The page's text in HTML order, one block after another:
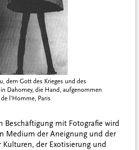
dem Gott des Krieges und des
Dahomey, die Hand, aufgenommen
l'Homme, Paris
Beschäftigung mit Fotografie wird
Medium der Aneignung und der
der Exotisierung und